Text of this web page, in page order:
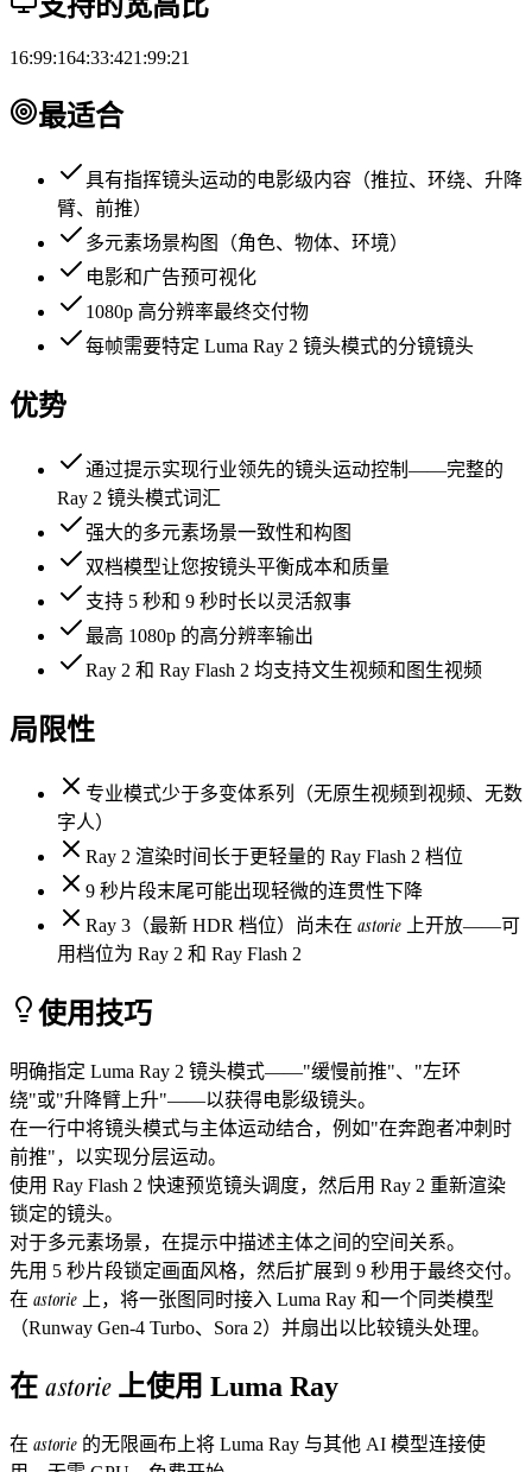
支持的宽高比
16:99:164:33:421:99:21
最适合
具有指挥镜头运动的电影级内容（推拉、环绕、升降
臂、前推）
多元素场景构图（角色、物体、环境）
电影和广告预可视化
1080p 高分辨率最终交付物
每帧需要特定 Luma Ray 2 镜头模式的分镜镜头
优势
通过提示实现行业领先的镜头运动控制——完整的
Ray 2 镜头模式词汇
强大的多元素场景一致性和构图
双档模型让您按镜头平衡成本和质量
支持 5 秒和 9 秒时长以灵活叙事
最高 1080p 的高分辨率输出
Ray 2 和 Ray Flash 2 均支持文生视频和图生视频
局限性
专业模式少于多变体系列（无原生视频到视频、无数
字人）
Ray 2 渲染时间长于更轻量的 Ray Flash 2 档位
9 秒片段末尾可能出现轻微的连贯性下降
Ray 3（最新 HDR 档位）尚未在 astorie 上开放——可
用档位为 Ray 2 和 Ray Flash 2
使用技巧
明确指定 Luma Ray 2 镜头模式——"缓慢前推"、"左环
绕"或"升降臂上升"——以获得电影级镜头。
在一行中将镜头模式与主体运动结合，例如"在奔跑者冲刺时
前推"，以实现分层运动。
使用 Ray Flash 2 快速预览镜头调度，然后用 Ray 2 重新渲染
锁定的镜头。
对于多元素场景，在提示中描述主体之间的空间关系。
先用 5 秒片段锁定画面风格，然后扩展到 9 秒用于最终交付。
在 astorie 上，将一张图同时接入 Luma Ray 和一个同类模型
（Runway Gen-4 Turbo、Sora 2）并扇出以比较镜头处理。
在 astorie上使用 Luma Ray
在 astorie 的无限画布上将 Luma Ray 与其他 AI 模型连接使